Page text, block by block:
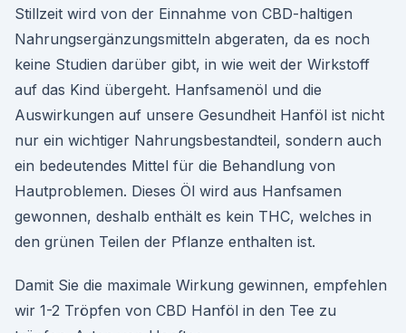
Stillzeit wird von der Einnahme von CBD-haltigen
Nahrungsergänzungsmitteln abgeraten, da es noch
keine Studien darüber gibt, in wie weit der Wirkstoff
auf das Kind übergeht. Hanfsamenöl und die
Auswirkungen auf unsere Gesundheit Hanföl ist nicht
nur ein wichtiger Nahrungsbestandteil, sondern auch
ein bedeutendes Mittel für die Behandlung von
Hautproblemen. Dieses Öl wird aus Hanfsamen
gewonnen, deshalb enthält es kein THC, welches in
den grünen Teilen der Pflanze enthalten ist.
Damit Sie die maximale Wirkung gewinnen, empfehlen
wir 1-2 Tröpfen von CBD Hanföl in den Tee zu